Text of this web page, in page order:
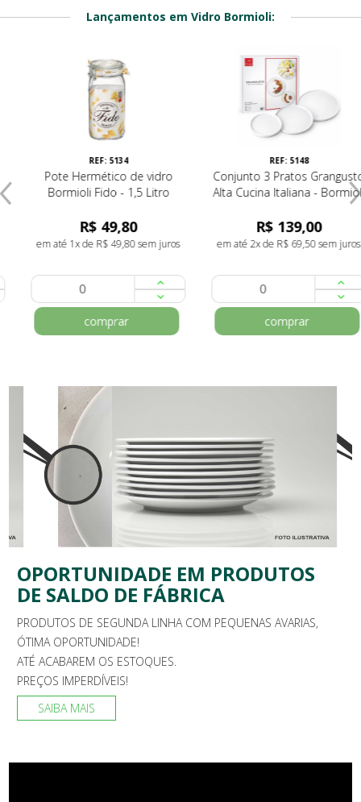
Lançamentos em Vidro Bormioli:
REF: 5134
Pote Hermético de vidro
Bormioli Fido - 1,5 Litro
R$ 49,80
em até 1x de R$ 49,80 sem juros
comprar
REF: 5148
Conjunto 3 Pratos Grangusto
Alta Cucina Italiana - Bormioli
R$ 139,00
em até 2x de R$ 69,50 sem juros
comprar
OPORTUNIDADE EM PRODUTOS
DE SALDO DE FÁBRICA
PRODUTOS DE SEGUNDA LINHA COM PEQUENAS AVARIAS,
ÓTIMA OPORTUNIDADE!
ATÉ ACABAREM OS ESTOQUES.
PREÇOS IMPERDÍVEIS!
SAIBA MAIS